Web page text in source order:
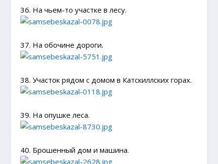
36. На чьем-то участке в лесу.
37. На обочине дороги.
38. Участок рядом с домом в Катскиллских горах.
39. На опушке леса.
40. Брошенный дом и машина.